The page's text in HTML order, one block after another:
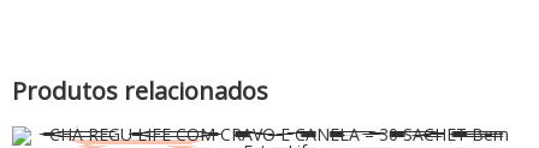
Produtos relacionados